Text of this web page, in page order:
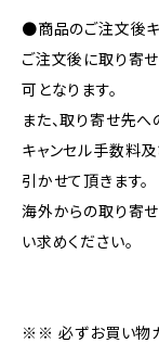
●商品のご注文後キ
ご注文後に取り寄
可となります。
また、取り寄せ先へ
キャンセル手数料
引かせて頂きます。
海外からの取り寄
い求めください。
※※ 必ずお買い物